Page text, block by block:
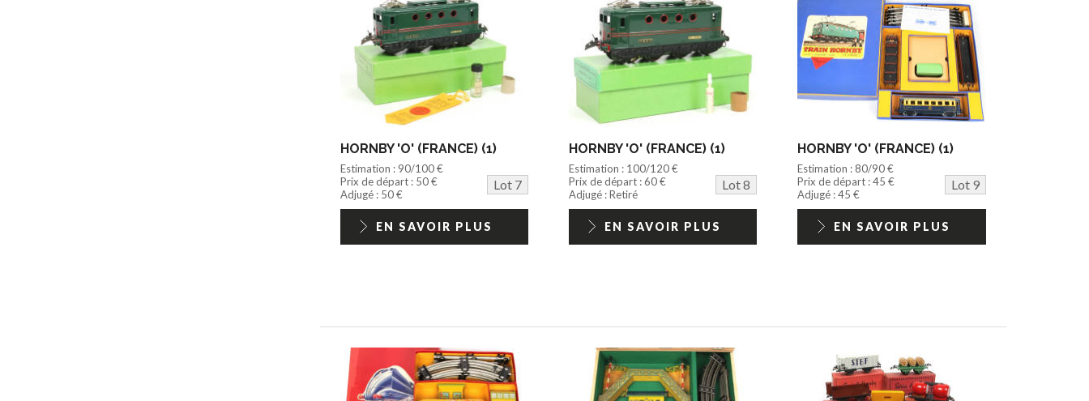
HORNBY 'O' (FRANCE) (1)
Estimation : 90/100 €
Prix de départ : 50 €
Lot 7
Adjugé : 50 €
EN SAVOIR PLUS
HORNBY 'O' (FRANCE) (1)
Estimation : 100/120 €
Prix de départ : 60 €
Lot 8
Adjugé : Retiré
EN SAVOIR PLUS
HORNBY 'O' (FRANCE) (1)
Estimation : 80/90 €
Prix de départ : 45 €
Lot 9
Adjugé : 45 €
EN SAVOIR PLUS